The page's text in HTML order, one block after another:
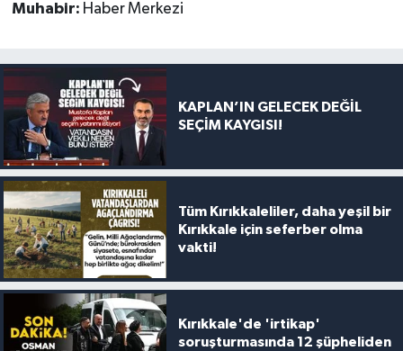
Muhabir: Haber Merkezi
KAPLAN’IN GELECEK DEĞİL
SEÇİM KAYGISI!
Tüm Kırıkkaleliler, daha yeşil bir
Kırıkkale için seferber olma
vakti!
Kırıkkale'de 'irtikap'
soruşturmasında 12 şüpheliden